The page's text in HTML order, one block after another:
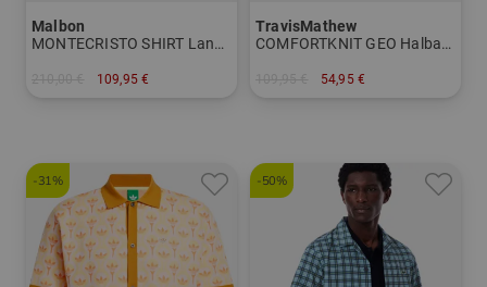
Malbon
MONTECRISTO SHIRT Langarm Hemd
109,95 €
TravisMathew
COMFORTKNIT GEO Halbarm Hemd
54,95 €
-31% -50%